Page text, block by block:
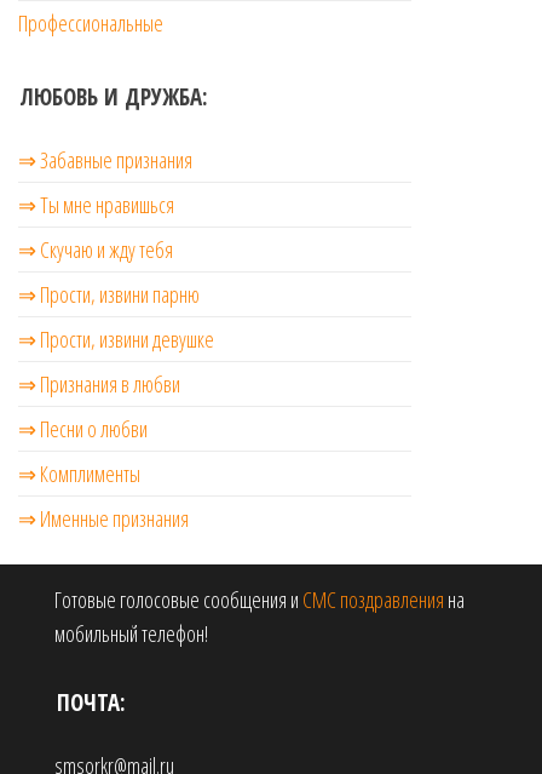
Профессиональные
ЛЮБОВЬ И ДРУЖБА:
⇒ Забавные признания
⇒ Ты мне нравишься
⇒ Скучаю и жду тебя
⇒ Прости, извини парню
⇒ Прости, извини девушке
⇒ Признания в любви
⇒ Песни о любви
⇒ Комплименты
⇒ Именные признания
Готовые голосовые сообщения и СМС поздравления на
мобильный телефон!
ПОЧТА:
smsorkr@mail.ru